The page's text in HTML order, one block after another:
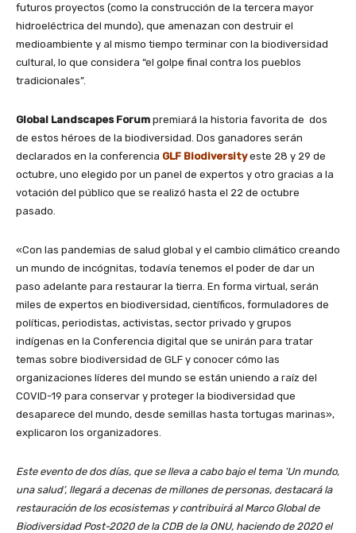
futuros proyectos (como la construcción de la tercera mayor
hidroeléctrica del mundo), que amenazan con destruir el
medioambiente y al mismo tiempo terminar con la biodiversidad
cultural, lo que considera “el golpe final contra los pueblos
tradicionales”.
Global Landscapes Forum premiará la historia favorita de dos
de estos héroes de la biodiversidad. Dos ganadores serán
declarados en la conferencia GLF Biodiversity este 28 y 29 de
octubre, uno elegido por un panel de expertos y otro gracias a la
votación del público que se realizó hasta el 22 de octubre
pasado.
«Con las pandemias de salud global y el cambio climático creando
un mundo de incógnitas, todavía tenemos el poder de dar un
paso adelante para restaurar la tierra. En forma virtual, serán
miles de expertos en biodiversidad, científicos, formuladores de
políticas, periodistas, activistas, sector privado y grupos
indígenas en la Conferencia digital que se unirán para tratar
temas sobre biodiversidad de GLF y conocer cómo las
organizaciones líderes del mundo se están uniendo a raíz del
COVID-19 para conservar y proteger la biodiversidad que
desaparece del mundo, desde semillas hasta tortugas marinas»,
explicaron los organizadores.
Este evento de dos días, que se lleva a cabo bajo el tema ‘Un mundo,
una salud’, llegará a decenas de millones de personas, destacará la
restauración de los ecosistemas y contribuirá al Marco Global de
Biodiversidad Post-2020 de la CDB de la ONU, haciendo de 2020 el